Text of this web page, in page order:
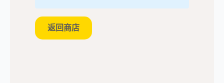
返回商店